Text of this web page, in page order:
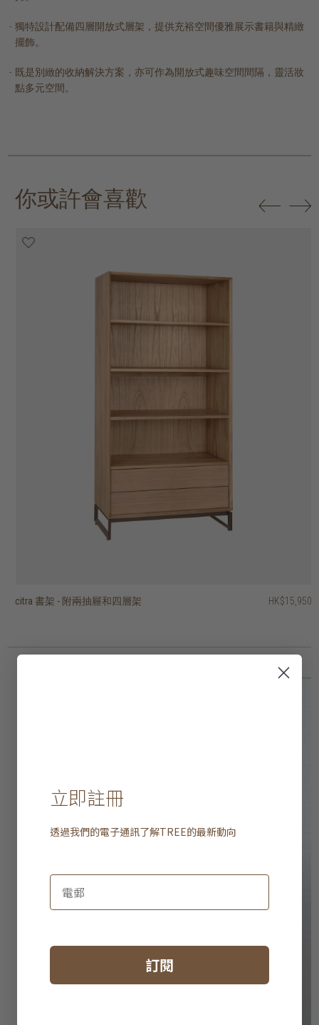
獨特設計配備四層開放式層架，提供充裕空間優雅展示書籍與精緻
擺飾。
既是別緻的收納解決方案，亦可作為開放式趣味空間間隔，靈活妝
點多元空間。
你或許會喜歡
citra 書架 - 附兩抽屜和四層架 HK$15,950
citra 兩門四層書架 HK$14,950
block 層架 HK$31,450
timba 開放式層架 - 十層架、兩抽屜 HK$17,950
timba 開放式層架 - 六層架 HK$16,950
timba 開放式層架 - 七層架 HK$13,950
timba 開放式層架 - 十層架、一抽屜 HK$16,950
stack open rack with 3 shelves HK$2,950
stack open rack with 2 shelves HK$1,950
PI 層架 HK$14,950
立即註冊
透過我們的電子通訊了解TREE的最新動向
訂閱